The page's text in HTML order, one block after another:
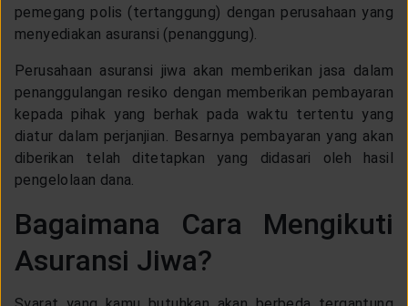
pemegang polis (tertanggung) dengan perusahaan yang
menyediakan asuransi (penanggung).
Perusahaan asuransi jiwa akan memberikan jasa dalam
penanggulangan resiko dengan memberikan pembayaran
kepada pihak yang berhak pada waktu tertentu yang
diatur dalam perjanjian. Besarnya pembayaran yang akan
diberikan telah ditetapkan yang didasari oleh hasil
pengelolaan dana.
Bagaimana Cara Mengikuti
Asuransi Jiwa?
ACARA
KEAGENAN